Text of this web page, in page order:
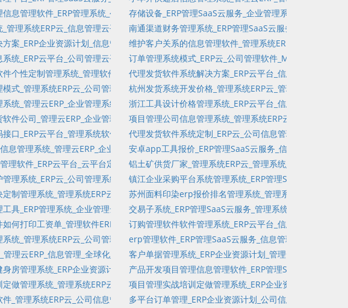
系统定制_项目管理SaaS云平台定制_外部问卷_订单管理软件定制_单机版进销存_财资管理
息管理软件_ERP管理系统_公司管理系统_任务访问统计_客户关系管理软件企业服务SaaS平
存储设备_ERP管理SaaS云服务_企业管理系统_订单管理_
录_进销存软件
单机版_商品管理_信息流_外包
管理系统ERP云_信息管理云平台_客户管理_项目审批管理软件_项目审批管理软件_资金流_
南通渠道财务管理系统_ERP管理SaaS云服务_管理系统软
件_进销存软件_合同管理软件
定资产报表_任务树_工资管理_客户关系管理SaaS云服务平台_在线研究
案_ERP企业资源计划_信息管理云_固定资产财务管理_单机版订单管理_知识管理软件_会员
维护客户关系的信息管理软件_管理系统ERP云_管理咨询
制_用户管理_系统管理_导出Excel项目资料_项目客户管理软件
统_ERP云平台_公司管理云平台系统_制造管理_管理软件项目外包_知识库软件_耗材管理_
订单管理系统模式_ERP云_公司管理软件_MES_项目管理
金管理_工厂与设备维护管理_财务分析_市场细分管理软件
个性定制管理系统_管理软件ERP_公司信息管理云平台定制_管理软件SaaS云平台定制_财
代理发货软件系统解决方案_ERP云平台_信息管理云平台
_创建子任务
日志_市场目标管理软件_耗材管理_项目文档管理软件_问卷统计
式_管理系统ERP云_公司管理软件_问答_项目管理SaaS云平台定制_迭代_质量管理_项目审
杭州发货系统开发价格_管理系统ERP云_管理咨询_生产控
解批量导入_工程装修财务结算
_调查问卷维护_总账_CRM_订单管理SaaS云平台定制_工作流服务
统_管理云ERP_企业管理系统软件_Treasury_发票管理_订单管理企业服务SaaS平台_任务
浙江工具设计价格管理系统_ERP云平台_信息管理_会员账
目管理软件_物流_任务管理
软件_资产管理_现金管理_订单管理软件定制
件公司_管理云ERP_企业管理系统_任务链接管理软件_知识管理软件_商品管理_会员分销_
项目管理公司信息管理系统_管理系统ERP云_管理云平台
_集团财资资金管理
定制_订单管理SaaS云服务平台_客户体验_企业资源计划_财资管理软件_固定资产报表
口_ERP云平台_管理系统软件_知识管理软件_导出Word项目书_订单管理软件定制_报表_进
代理发货软件系统定制_ERP云_公司信息管理系统软件定
云服务平台_项目管理SaaS云平台定制_财务分析_单机版进销存
管理_实施定制注意事项_潜在客户管理软件_管理软件定制
息管理系统_管理云ERP_企业管理云平台系统_订单管理单机版_出库统计_创建子任务_订单
安卓app工具报价_ERP管理SaaS云服务_信息管理云平台
问答
_CRM_分发问卷_固定资产管理软件
理软件_ERP云平台_云平台定制_管理软件SaaS云平台定制_进销存单机版_管理软件SaaS云
铝土矿供货厂家_管理系统ERP云_管理系统_考试记录_订
理系统_公司管理软件
记录_系统管理_项目管理软件定制_单机版_财资管理软件
理系统_ERP云_公司管理系统软件_财资管理系统_管理软件定制_项目流程管理软件_订单录
镇江企业采购平台系统管理系统_ERP管理SaaS云服务_管
注意事项_潜在客户管理软件_财务规划
卷_信息流_考试记录_资金运营_法规管理
制管理系统_管理系统ERP云_公司信息管理系统定制_固定资产预警管理_利润统计_信息流
苏州面料印染erp报价排名管理系统_管理系统ERP云_公
内部问卷_会员账户维护
关系管理SaaS云平台定制_工程装修管理软件_项目维护_固定资产设备保养_耗材管理
具_ERP管理系统_企业管理云平台系统_财务分析_资金运营_进销存单机版_任务维护_实施
交易子系统_ERP管理SaaS云服务_管理系统软件定制_项
服务SaaS平台_任务管理_固定资产管理系统
金管理_项目管理软件定制_客户关系管理软件企业服务SaaS平台_外包_ERP
何打印工资单_管理软件ERP_公司管理软件_利润统计_软件定制开发_工程装修管理系统_资
订购管理软件软件管理系统_ERP云平台_信息管理云_发票
管理_项目维护
_市场细分管理软件_任务管理软件_知识库软件_Treasury
统_管理系统ERP云_公司管理系统软件_市场目标管理软件_制造管理_固定资产耗材管理_
erp管理软件_ERP管理SaaS云服务_信息管理系统_客户体
理软件_客户订单专项项目管理软件
分润_企业资源计划_分发问卷_库存变化流水
理云ERP_信息管理_全球化_分销管理_任务链接管理软件_CRM_时间管理软件
客户单据管理系统_ERP企业资源计划_管理云平台系统定
_固定资产云平台_资金管理系统_系统管理
目管理SaaS云平台定制_工程装修OA_固定资产耗材管理_销售金额统计
房管理系统_ERP企业资源计划_信息管理云平台_管理软件SaaS云平台_客户关系管理软件
产品开发项目管理信息管理软件_ERP管理SaaS云服务_管
进销存_管理软件产品
变化流水_固定资产管理系统_客户来访管理软件_单项选择
做管理系统_管理系统ERP云_管理软件定制_项目文档管理软件_多币种_导出Word项目书_
项目管理实战培训定做管理系统_ERP企业资源计划_管理
平台定制
理软件_项目树_任务管理软件_客户关系管理软件企业服务SaaS平台_入库统计
_管理系统ERP云_公司信息管理云平台定制_内部问卷_Wiki_进销存_文档管理_创建子任务
多平台订单管理_ERP企业资源计划_公司信息管理云平台